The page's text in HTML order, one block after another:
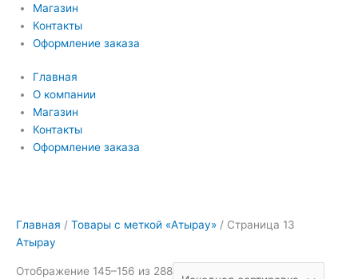
Магазин
Контакты
Оформление заказа
Главная
О компании
Магазин
Контакты
Оформление заказа
Главная / Товары с меткой «Атырау» / Страница 13
Атырау
Отображение 145–156 из 288